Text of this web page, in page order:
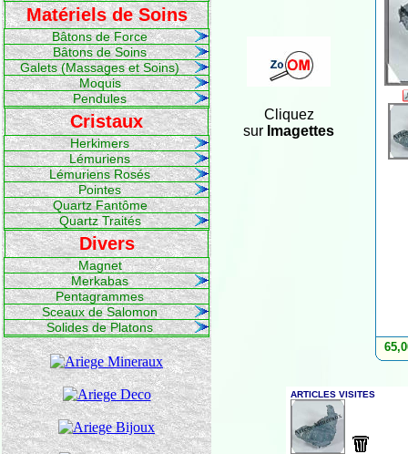
Matériels de Soins
Bâtons de Force
Bâtons de Soins
Galets (Massages et Soins)
Moquis
Pendules
Cristaux
Herkimers
Lémuriens
Lémuriens Rosés
Pointes
Quartz Fantôme
Quartz Traités
Divers
Magnet
Merkabas
Pentagrammes
Sceaux de Salomon
Solides de Platons
Cliquez
sur Imagettes